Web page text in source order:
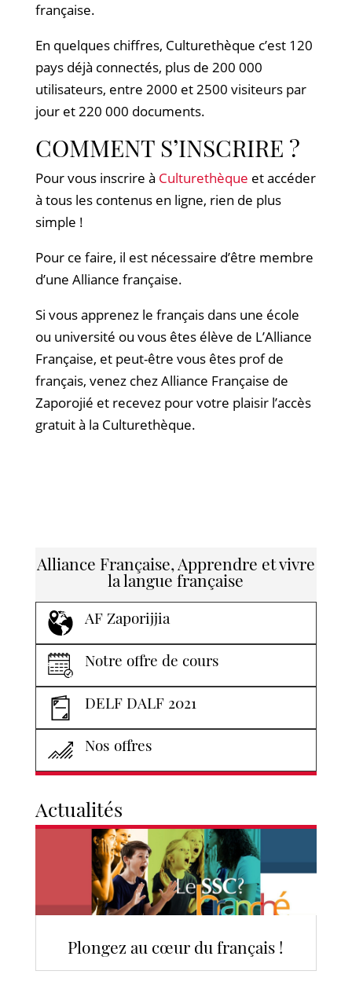
française.
En quelques chiffres, Culturethèque c’est 120
pays déjà connectés, plus de 200 000
utilisateurs, entre 2000 et 2500 visiteurs par
jour et 220 000 documents.
COMMENT S’INSCRIRE ?
Pour vous inscrire à Culturethèque et accéder
à tous les contenus en ligne, rien de plus
simple !
Pour ce faire, il est nécessaire d’être membre
d’une Alliance française.
Si vous apprenez le français dans une école
ou université ou vous êtes élève de L’Alliance
Française, et peut-être vous êtes prof de
français, venez chez Alliance Française de
Zaporojié et recevez pour votre plaisir l’accès
gratuit à la Culturethèque.
Alliance Française, Apprendre et vivre
la langue française
AF Zaporijjia
Notre offre de cours
DELF DALF 2021
Nos offres
Actualités
Plongez au cœur du français !